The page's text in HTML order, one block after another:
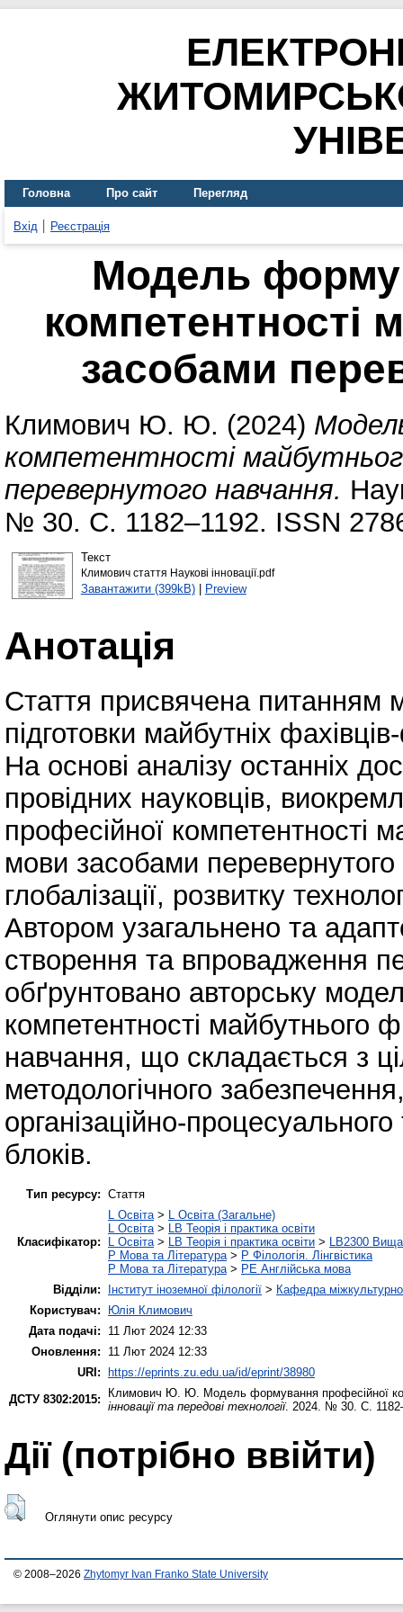
Головна Про сайт Перегляд
Вхід Реєстрація
Модель
компетентності
засобами
Климович Ю. Ю. (2024)
компетентності
перевернутого навчання.
№ 30. С. 1182–1192. ISSN
Текст
Климович стаття Наукові інновації.pdf
Завантажити (399kB)| Preview
Анотація
Стаття присвячена питанням
підготовки майбутніх
На основі аналізу останніх
провідних науковців,
професійної компетентності
мови засобами перевернутого
глобалізації, розвитку
Автором узагальнено та
створення та впровадження
обґрунтовано авторську
компетентності майбутнього
навчання, що складається з
методологічного
організаційно-
блоків.
Тип ресурсу: Стаття
Класифікатор:
L Освіта > L Освіта (Загальне)
L Освіта > LB Теорія і практика освіти
L Освіта > LB Теорія і практика освіти > LB2300 Вища
P Мова та Література > P Філологія. Лінгвістика
P Мова та Література > PE Англійська мова
Відділи:
Інститут іноземної філології > Кафедра
Користувач:
Юлія Климович
Дата подачі:
11 Лют 2024 12:33
Оновлення:
11 Лют 2024 12:33
URI: https://eprints.zu.edu.ua/id/eprint/38980
ДСТУ 8302:2015:
Климович Ю. Ю. Модель формування професійної
інновації та передові технології. 2024. № 30. С.
Дії ​​(потрібно ввійти)
Оглянути опис ресурсу
© 2008–2026 Zhytomyr Ivan Franko State University